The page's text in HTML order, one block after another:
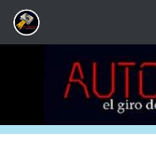
Saltar al contenido